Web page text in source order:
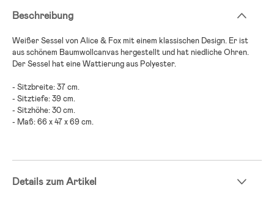
Beschreibung
Weißer Sessel von Alice & Fox mit einem klassischen Design. Er ist
aus schönem Baumwollcanvas hergestellt und hat niedliche Ohren.
Der Sessel hat eine Wattierung aus Polyester.
- Sitzbreite: 37 cm.
- Sitztiefe: 39 cm.
- Sitzhöhe: 30 cm.
- Maß: 66 x 47 x 69 cm.
Details zum Artikel